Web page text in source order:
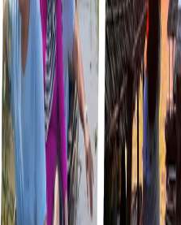
Findtourgo
with travelers